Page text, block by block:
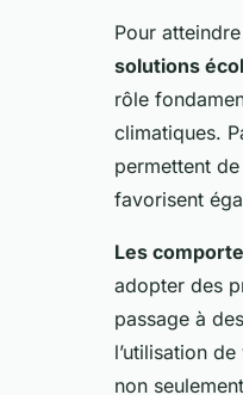
Pour
solutions
rôle
climatiques.
permettent
favorisent
Les
adopter des
passage à
l’utilisation
non